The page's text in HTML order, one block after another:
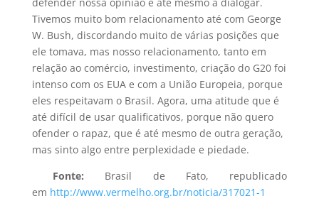
Tivemos muito bom relacionamento até com George
W. Bush, discordando muito de várias posições que
ele tomava, mas nosso relacionamento, tanto em
relação ao comércio, investimento, criação do G20 foi
intenso com os EUA e com a União Europeia, porque
eles respeitavam o Brasil. Agora, uma atitude que é
até difícil de usar qualificativos, porque não quero
ofender o rapaz, que é até mesmo de outra geração,
mas sinto algo entre perplexidade e piedade.
Fonte: Brasil de Fato, republicado
em http://www.vermelho.org.br/noticia/317021-1